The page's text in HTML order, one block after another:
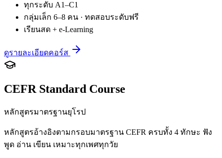
ทุกระดับ A1–C1
กลุ่มเล็ก 6–8 คน · ทดสอบระดับฟรี
เรียนสด + e-Learning
ดูรายละเอียดคอร์ส
CEFR Standard Course
หลักสูตรมาตรฐานยุโรป
หลักสูตรอ้างอิงตามกรอบมาตรฐาน CEFR ครบทั้ง 4 ทักษะ ฟัง
พูด อ่าน เขียน เหมาะทุกเพศทุกวัย